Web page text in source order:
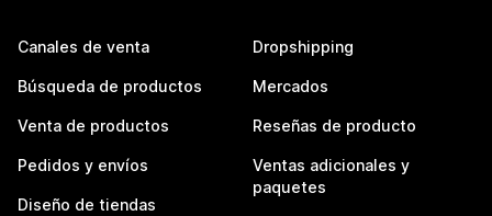
Canales de venta
Búsqueda de productos
Venta de productos
Pedidos y envíos
Diseño de tiendas
Dropshipping
Mercados
Reseñas de producto
Ventas adicionales y
paquetes